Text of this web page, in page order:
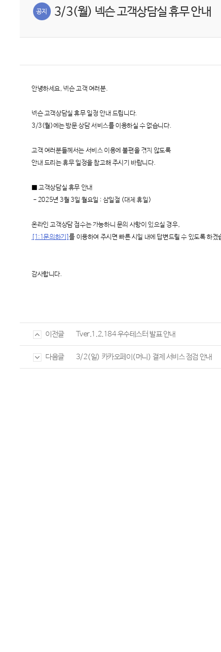
3/3(월) 넥슨 고객상담실 휴무 안내
안녕하세요, 넥슨 고객 여러분.
넥슨 고객상담실 휴무 일정 안내 드립니다.
3/3(월)에는 방문 상담 서비스를 이용하실 수 없습니다.
고객 여러분들께서는 서비스 이용에 불편을 겪지 않도록
안내 드리는 휴무 일정을참고해 주시기 바랍니다.
■ 고객상담실 휴무 안내
- 2025년 3월 3일 월요일 : 삼일절 (대체 휴일)
온라인 고객상담 접수는 가능하니 문의 사항이 있으실 경우,
[1:1문의하기]를 이용하여 주시면 빠른 시일 내에 답변드릴 수 있도록 하겠
감사합니다.
이전글 Tver.1.2.184 우수테스터 발표 안내
다음글 3/2(일) 카카오페이(머니) 결제 서비스 점검 안내